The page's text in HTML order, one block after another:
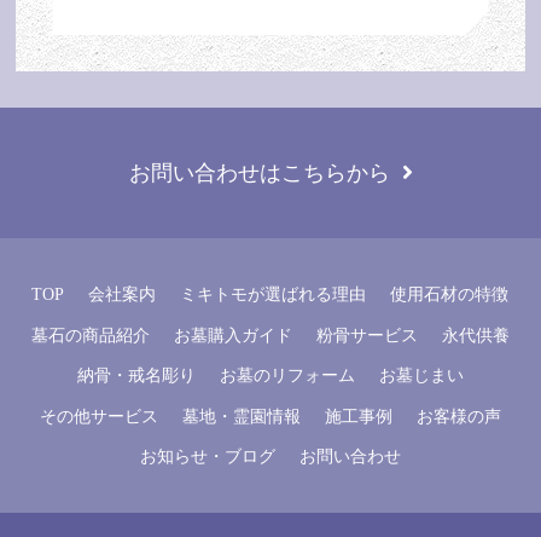
お問い合わせはこちらから
TOP 会社案内 ミキトモが選ばれる理由 使用石材の特徴
墓石の商品紹介 お墓購入ガイド 粉骨サービス 永代供養
納骨・戒名彫り お墓のリフォーム お墓じまい
その他サービス 墓地・霊園情報 施工事例 お客様の声
お知らせ・ブログ お問い合わせ